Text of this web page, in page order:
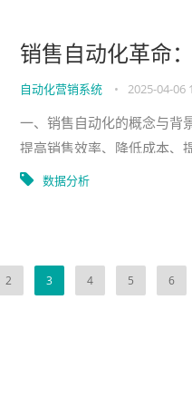
销售自动化革命
自动化营销系统 • 2025-04-06
一、销售自动化的概念与背
提高销售效率、降低成本、
（Sales Automation）应运
数据分析
2 3 4 5 6